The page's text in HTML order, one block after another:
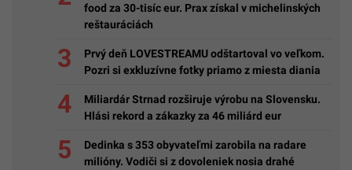
food za 30-tisíc eur. Prax získal v michelinských
reštauráciách
Prvý deň LOVESTREAMU odštartoval vo veľkom.
Pozri si exkluzívne fotky priamo z miesta diania
Miliardár Strnad rozširuje výrobu na Slovensku.
Hlási rekord a zákazky za 46 miliárd eur
Dedinka s 353 obyvateľmi zarobila na radare
milióny. Vodiči si z dovoleniek nosia drahé